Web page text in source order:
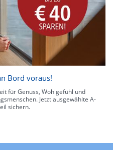
Bord voraus!
für Genuss, Wohlgefühl und
Jetzt ausgewählte A-
sichern.